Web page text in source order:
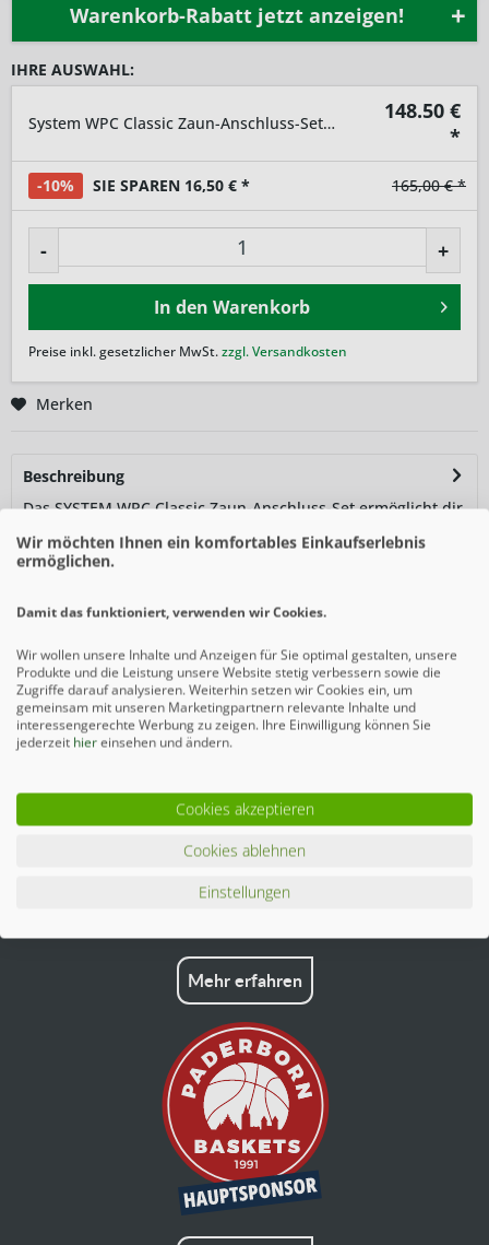
Warenkorb-Rabatt jetzt anzeigen!
IHRE AUSWAHL:
System WPC Classic Zaun-Anschluss-Set, 89x183x93cm Sand 148.50 €
*
-10% SIE SPAREN 16,50 € * 165,00 € *
- +
In den Warenkorb
Preise inkl. gesetzlicher MwSt.zzgl. Versandkosten
Merken
Beschreibung
Das SYSTEM WPC Classic Zaun-Anschluss-Set ermöglicht dir
Mehr erfahren
Wir möchten Ihnen ein komfortables Einkaufserlebnis
ermöglichen.
Damit das funktioniert, verwenden wir Cookies.
Wir wollen unsere Inhalte und Anzeigen für Sie optimal gestalten, unsere
Produkte und die Leistung unsere Website stetig verbessern sowie die
Zugriffe darauf analysieren. Weiterhin setzen wir Cookies ein, um
gemeinsam mit unseren Marketingpartnern relevante Inhalte und
interessengerechte Werbung zu zeigen. Ihre Einwilligung können Sie
jederzeit hiereinsehen und ändern.
Cookies akzeptieren
Cookies ablehnen
Einstellungen